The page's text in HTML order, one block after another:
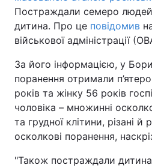
Постраждали семеро
дитина. Про це повідомив
військової адміністрації
За його інформацією, у
поранення отримали
років та жінку 56 років
чоловіка – множинні
та грудної клітини, різані й
осколкові поранення,
"Також постраждали дитина